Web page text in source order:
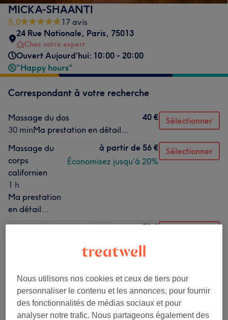
MICKA-SHAANTI
5,0
17 avis
24 Rue Nationale, Paris, 75013
Chez votre expert
Ouvert Aujourd'hui: 10:00 - 20:00
"Happy hours"
Correspondant à votre recherche
Massage du dos
30 minMa prestation en détail...
40 € Sélectionner
Massage du
corps
californien
1 h
Ma prestation
en détail...
à partir de 56 €
Économisez jusqu'à 20%
Sélectionner
Massage du corps aux huiles
Ma prestation en détail...
70 €
Ce n'est pas ce que vous recherchiez ?
Recherchez dans notre liste de prestations
Nous utilisons nos cookies et ceux de tiers pour
personnaliser le contenu et les annonces, pour fournir
des fonctionnalités de médias sociaux et pour
analyser notre trafic. Nous partageons également des